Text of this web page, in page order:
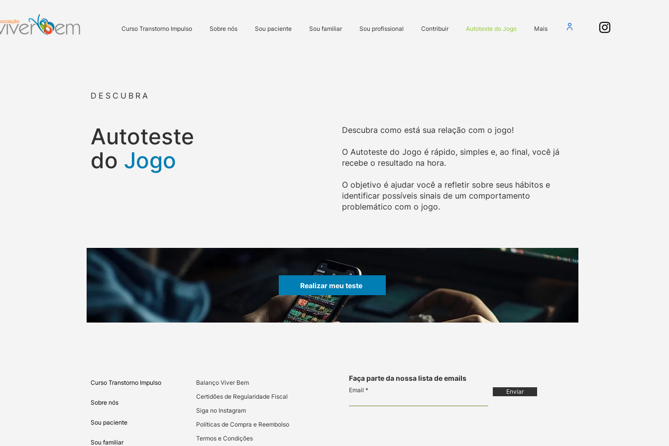
Curso Transtorno Impulso Sobre nós Sou paciente Sou familiar Sou profissional Contribuir Autoteste do Jogo Mais
DESCUBRA
Autoteste
do Jogo
Descubra como está sua relação com o jogo!
O Autoteste do Jogo é rápido, simples e, ao final, você já
recebe o resultado na hora.
O objetivo é ajudar você a refletir sobre seus hábitos e
identificar possíveis sinais de um comportamento
problemático com o jogo.
Realizar meu teste
Curso Transtorno Impulso
Sobre nós
Sou paciente
Sou familiar
Balanço Viver Bem
Certidões de Regularidade Fiscal
Siga no Instagram
Políticas de Compra e Reembolso
Termos e Condições
Faça parte da nossa lista de emails
Email Enviar